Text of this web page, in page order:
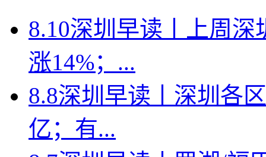
8.10深圳早读丨上周
涨14%；...
8.8深圳早读丨深圳各
亿；有...